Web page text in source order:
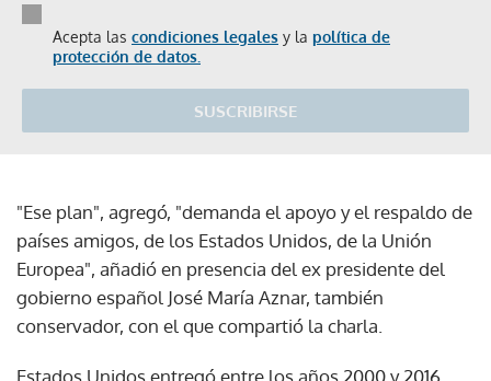
Acepta las condiciones legales y la política de
protección de datos.
SUSCRIBIRSE
"Ese plan", agregó, "demanda el apoyo y el respaldo de
países amigos, de los Estados Unidos, de la Unión
Europea", añadió en presencia del ex presidente del
gobierno español José María Aznar, también
conservador, con el que compartió la charla.
Estados Unidos entregó entre los años 2000 y 2016